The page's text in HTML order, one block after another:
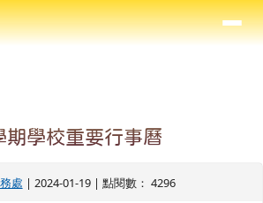
⏸
學校重要行事曆
處 | 2024-01-19 | 點閱數： 4296